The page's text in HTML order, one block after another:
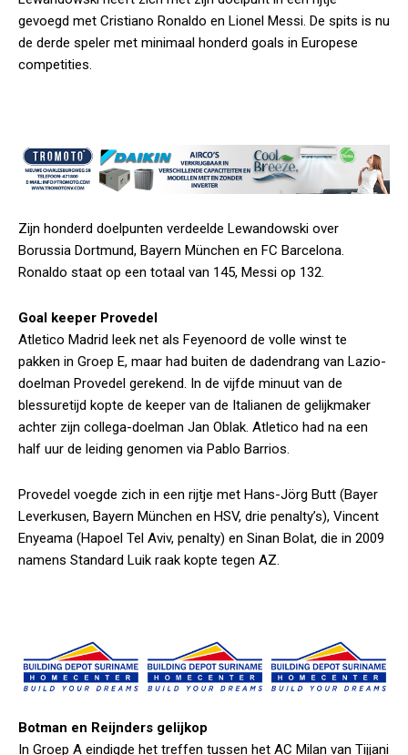
gevoegd met Cristiano Ronaldo en Lionel Messi. De spits is nu
de derde speler met minimaal honderd goals in Europese
competities.
Zijn honderd doelpunten verdeelde Lewandowski over
Borussia Dortmund, Bayern München en FC Barcelona.
Ronaldo staat op een totaal van 145, Messi op 132.
Goal keeper Provedel
Atletico Madrid leek net als Feyenoord de volle winst te
pakken in Groep E, maar had buiten de dadendrang van Lazio-
doelman Provedel gerekend. In de vijfde minuut van de
blessuretijd kopte de keeper van de Italianen de gelijkmaker
achter zijn collega-doelman Jan Oblak. Atletico had na een
half uur de leiding genomen via Pablo Barrios.
Provedel voegde zich in een rijtje met Hans-Jörg Butt (Bayer
Leverkusen, Bayern München en HSV, drie penalty’s), Vincent
Enyeama (Hapoel Tel Aviv, penalty) en Sinan Bolat, die in 2009
namens Standard Luik raak kopte tegen AZ.
Botman en Reijnders gelijkop
In Groep A eindigde het treffen tussen het AC Milan van Tijjani